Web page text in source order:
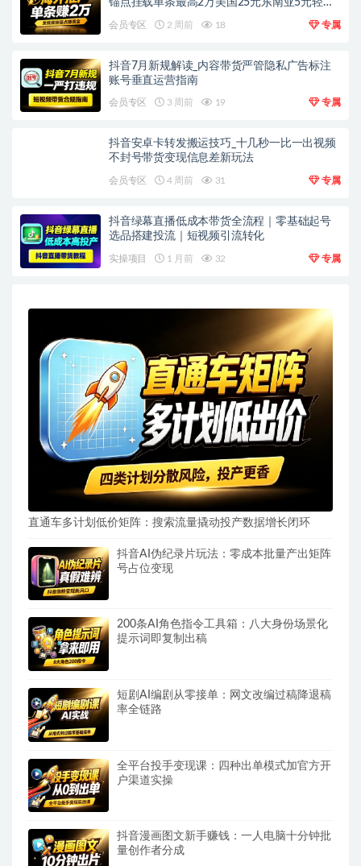
锚点挂载单条最高2万美国25元东南亚5元轻资
会员专区 2 周前 18 专属
抖音7月新规解读_内容带货严管隐私广告标注
账号垂直运营指南
会员专区 3 周前 19 专属
抖音安卓卡转发搬运技巧_十几秒一比一出视频
不封号带货变现信息差新玩法
会员专区 4 周前 31 专属
抖音绿幕直播低成本带货全流程｜零基础起号
选品搭建投流｜短视频引流转化
实操项目 1 月前 32 专属
直通车多计划低价矩阵：搜索流量撬动投产数据增长闭环
抖音AI伪纪录片玩法：零成本批量产出矩阵
号占位变现
200条AI角色指令工具箱：八大身份场景化
提示词即复制出稿
短剧AI编剧从零接单：网文改编过稿降退稿
率全链路
全平台投手变现课：四种出单模式加官方开
户渠道实操
抖音漫画图文新手赚钱：一人电脑十分钟批
量创作者分成